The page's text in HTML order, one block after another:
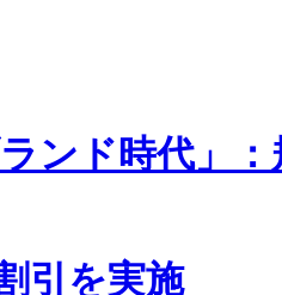
ンド時代」
引を実施